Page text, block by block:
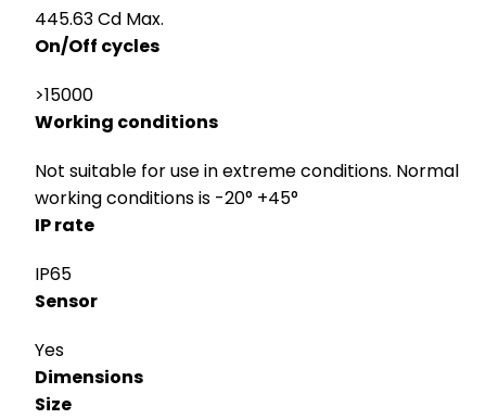
445.63 Cd Max.
On/Off cycles
>15000
Working conditions
Not suitable for use in extreme conditions. Normal
working conditions is -20° +45°
IP rate
IP65
Sensor
Yes
Dimensions
Size